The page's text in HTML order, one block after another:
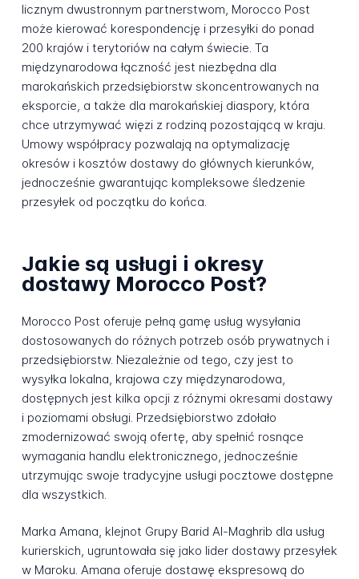
licznym dwustronnym partnerstwom, Morocco Post
może kierować korespondencję i przesyłki do ponad
200 krajów i terytoriów na całym świecie. Ta
międzynarodowa łączność jest niezbędna dla
marokańskich przedsiębiorstw skoncentrowanych na
eksporcie, a także dla marokańskiej diaspory, która
chce utrzymywać więzi z rodziną pozostającą w kraju.
Umowy współpracy pozwalają na optymalizację
okresów i kosztów dostawy do głównych kierunków,
jednocześnie gwarantując kompleksowe śledzenie
przesyłek od początku do końca.
Jakie są usługi i okresy
dostawy Morocco Post?
Morocco Post oferuje pełną gamę usług wysyłania
dostosowanych do różnych potrzeb osób prywatnych i
przedsiębiorstw. Niezależnie od tego, czy jest to
wysyłka lokalna, krajowa czy międzynarodowa,
dostępnych jest kilka opcji z różnymi okresami dostawy
i poziomami obsługi. Przedsiębiorstwo zdołało
zmodernizować swoją ofertę, aby spełnić rosnące
wymagania handlu elektronicznego, jednocześnie
utrzymując swoje tradycyjne usługi pocztowe dostępne
dla wszystkich.
Marka Amana, klejnot Grupy Barid Al-Maghrib dla usług
kurierskich, ugruntowała się jako lider dostawy przesyłek
w Maroku. Amana oferuje dostawę ekspresową do